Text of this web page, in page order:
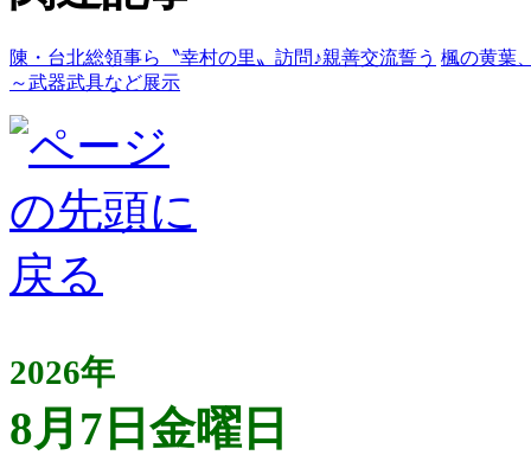
陳・台北総領事ら〝幸村の里〟訪問♪親善交流誓う 楓の黄葉
～武器武具など展示
2026年
8月7日金曜日